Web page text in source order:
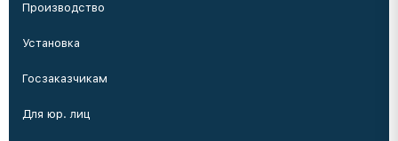
Производство
Установка
Госзаказчикам
Для юр. лиц